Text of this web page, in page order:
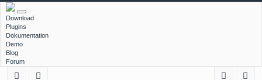
Download
Plugins
Dokumentation
Demo
Blog
Forum